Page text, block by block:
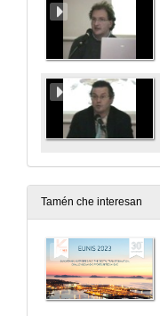
Tamén che interesan